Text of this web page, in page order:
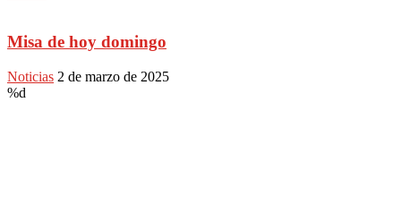
Misa de hoy domingo
Noticias 2 de marzo de 2025
%d